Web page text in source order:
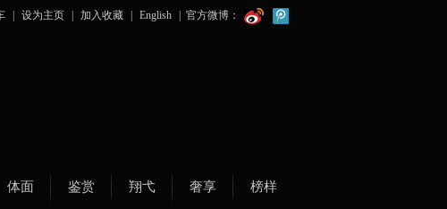
设为主页 加入收藏 English 官方微博：
体面 鉴赏 翔弋 奢享 榜样